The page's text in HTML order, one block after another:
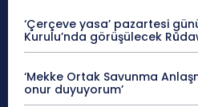
‘Çerçeve yasa’ pazartesi
Kurulu’nda görüşülecek
‘Mekke Ortak Savunma
onur duyuyorum’